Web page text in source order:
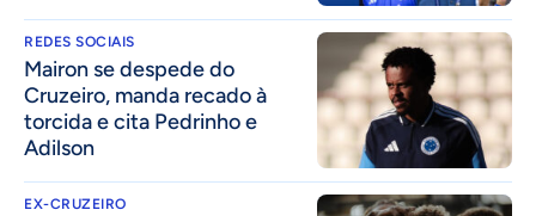
REDES SOCIAIS
Mairon se despede do
Cruzeiro, manda recado à
torcida e cita Pedrinho e
Adilson
EX-CRUZEIRO